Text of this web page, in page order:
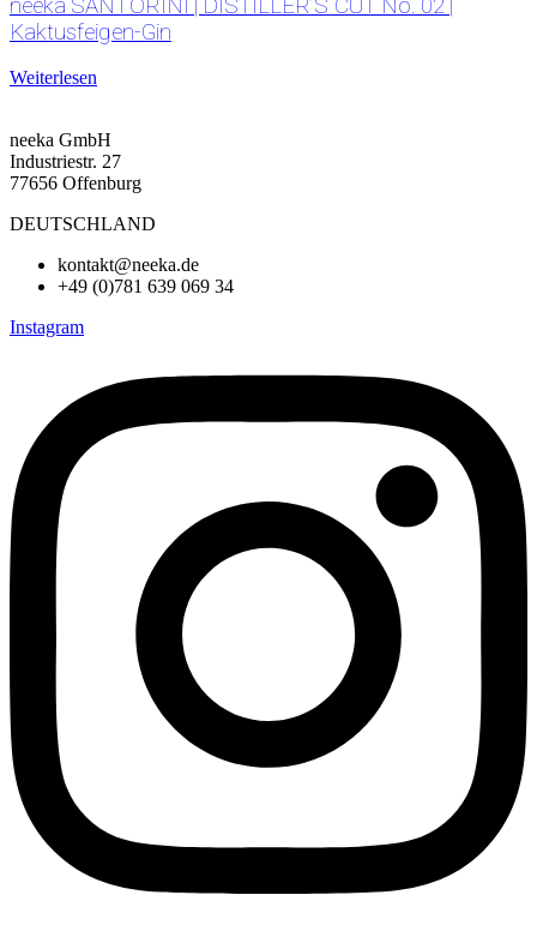
neeka SANTORINI | DISTILLER’S CUT No. 02 |
Kaktusfeigen-Gin
Weiterlesen
neeka GmbH
Industriestr. 27
77656 Offenburg
DEUTSCHLAND
kontakt@neeka.de
+49 (0)781 639 069 34
Instagram